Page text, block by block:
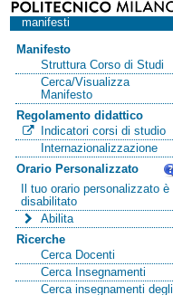
manifesti
Manifesto
Struttura Corso di Studi
Cerca/Visualizza
Manifesto
Regolamento didattico
Indicatori corsi di studio
Internazionalizzazione
Orario Personalizzato
Il tuo orario personalizzato è
disabilitato
Abilita
Ricerche
Cerca Docenti
Cerca Insegnamenti
Cerca insegnamenti degli